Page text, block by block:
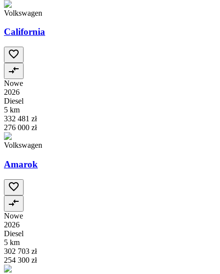
Volkswagen
California
Nowe
2026
Diesel
5 km
332 481 zł
276 000 zł
Volkswagen
Amarok
Nowe
2026
Diesel
5 km
302 703 zł
254 300 zł